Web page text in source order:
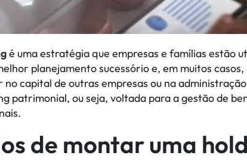
é uma estratégia que empresas e famílias estão
planejamento sucessório e, em muitos
capital de outras empresas ou na
patrimonial, ou seja, voltada para a gestão de
de montar uma